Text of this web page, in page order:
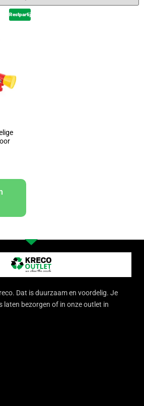
Restpartij
Dat is duurzaam en voordelig. Je
laten bezorgen of in onze outlet in